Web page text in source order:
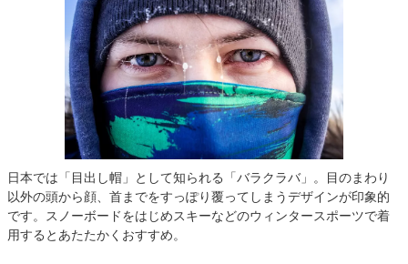
日本では「目出し帽」として知られる「バラクラバ」。目のまわり
以外の頭から顔、首までをすっぽり覆ってしまうデザインが印象的
です。スノーボードをはじめスキーなどのウィンタースポーツで着
用するとあたたかくおすすめ。